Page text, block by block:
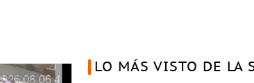
LO MÁS VISTO DE LA